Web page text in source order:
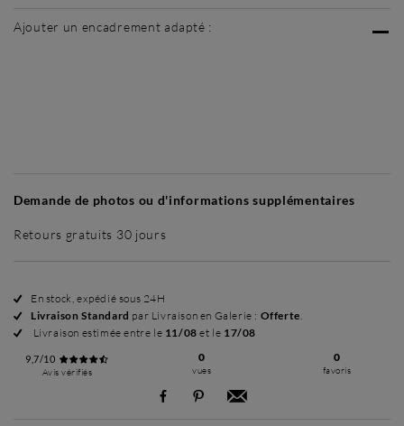
Ajouter un encadrement adapté :
Demande de photos ou d'informations supplémentaires
Retours gratuits 30 jours
En stock, expédié sous 24H
Livraison Standard par Livraison en Galerie : Offerte.
Livraison estimée entre le 11/08 et le 17/08
9,7/10
Avis vérifiés
0
vues
0
favoris